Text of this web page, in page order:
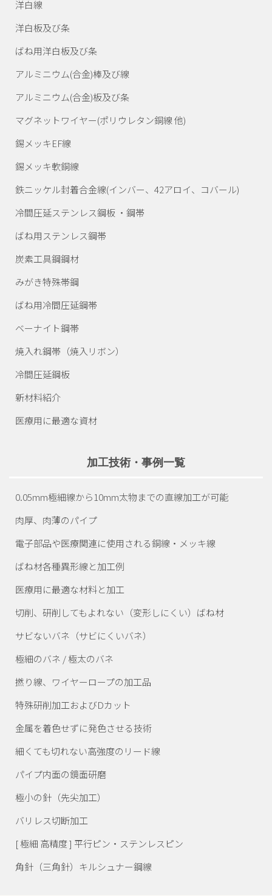
洋白線
洋白板及び条
ばね用洋白板及び条
アルミニウム(合金)棒及び線
アルミニウム(合金)板及び条
マグネットワイヤー(ポリウレタン銅線 他)
錫メッキEF線
錫メッキ軟銅線
鉄ニッケル封着合金線(インバー、42アロイ、コバール)
冷間圧延ステンレス鋼板 ・鋼帯
ばね用ステンレス鋼帯
炭素工具鋼鋼材
みがき特殊帯鋼
ばね用冷間圧延鋼帯
ベーナイト鋼帯
焼入れ鋼帯（焼入リボン）
冷間圧延鋼板
新材料紹介
医療用に最適な資材
加工技術・事例一覧
0.05mm極細線から10mm太物までの直線加工が可能
肉厚、肉薄のパイプ
電子部品や医療関連に使用される銅線・メッキ線
ばね材各種異形線と加工例
医療用に最適な材料と加工
切削、研削してもよれない （変形しにくい）ばね材
サビないバネ （サビにくいバネ）
極細のバネ / 極太のバネ
撚り線、 ワイヤーロープの加工品
特殊研削加工およびDカット
金属を着色せずに発色させる技術
細くても切れない高強度のリード線
パイプ内面の鏡面研磨
極小の針（先尖加工）
バリレス切断加工
[ 極細 高精度 ] 平行ピン・ステンレスピン
角針（三角針）キルシュナー鋼線